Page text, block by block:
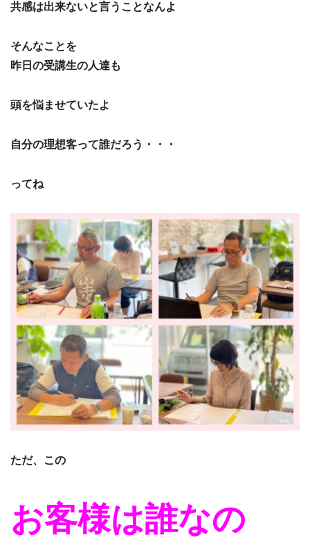
共感は出来ないと言うことなんよ
そんなことを
昨日の受講生の人達も
頭を悩ませていたよ
自分の理想客って誰だろう・・・
ってね
ただ、この
お客様は誰なの